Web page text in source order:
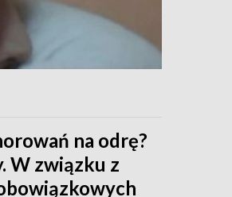
na odrę?
W związku z